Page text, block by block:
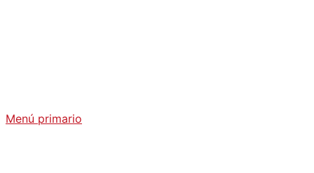
Menú primario